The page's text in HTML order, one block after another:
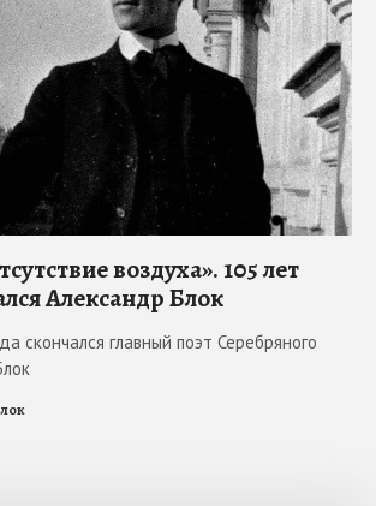
воздуха». 105 лет
Александр Блок
скончался главный поэт Серебряного